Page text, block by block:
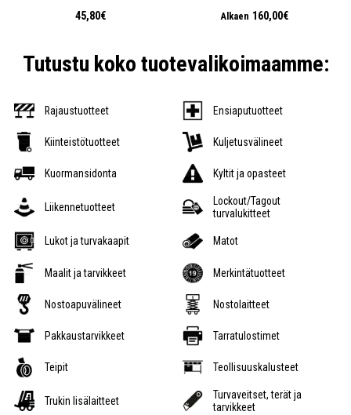
45,80€ Alkaen 160,00€
Tutustu koko tuotevalikoimaamme:
Rajaustuotteet Ensiaputuotteet
Kiinteistötuotteet Kuljetusvälineet
Kuormansidonta Kyltit ja opasteet
Liikennetuotteet
Lockout/Tagout
turvalukitteet
Lukot ja turvakaapit Matot
Maalit ja tarvikkeet Merkintätuotteet
Nostoapuvälineet Nostolaitteet
Pakkaustarvikkeet Tarratulostimet
Teipit Teollisuuskalusteet
Trukin lisälaitteet
Turvaveitset, terät ja
tarvikkeet